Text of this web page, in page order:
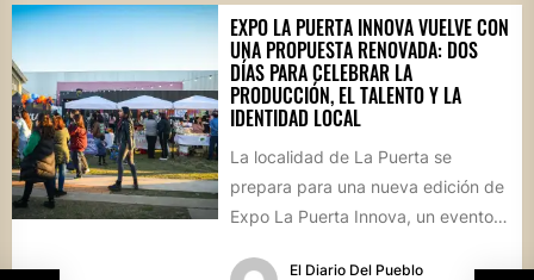
EXPO LA PUERTA INNOVA VUELVE CON
UNA PROPUESTA RENOVADA: DOS
DÍAS PARA CELEBRAR LA
PRODUCCIÓN, EL TALENTO Y LA
IDENTIDAD LOCAL
La localidad de La Puerta se
prepara para una nueva edición de
Expo La Puerta Innova, un evento
El Diario Del Pueblo